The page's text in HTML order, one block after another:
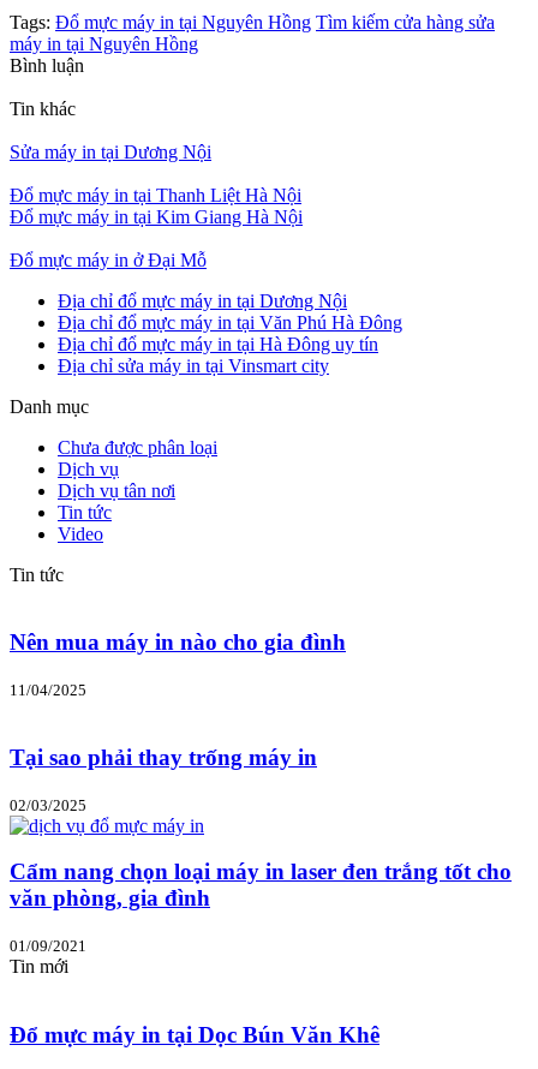
Tags: Đổ mực máy in tại Nguyên Hồng Tìm kiếm cửa hàng sửa
máy in tại Nguyên Hồng
Bình luận
Tin khác
Sửa máy in tại Dương Nội
Đổ mực máy in tại Thanh Liệt Hà Nội
Đổ mực máy in tại Kim Giang Hà Nội
Đổ mực máy in ở Đại Mỗ
Địa chỉ đổ mực máy in tại Dương Nội
Địa chỉ đổ mực máy in tại Văn Phú Hà Đông
Địa chỉ đổ mực máy in tại Hà Đông uy tín
Địa chỉ sửa máy in tại Vinsmart city
Danh mục
Chưa được phân loại
Dịch vụ
Dịch vụ tân nơi
Tin tức
Video
Tin tức
Nên mua máy in nào cho gia đình
11/04/2025
Tại sao phải thay trống máy in
02/03/2025
Cẩm nang chọn loại máy in laser đen trắng tốt cho
văn phòng, gia đình
01/09/2021
Tin mới
Đổ mực máy in tại Dọc Bún Văn Khê